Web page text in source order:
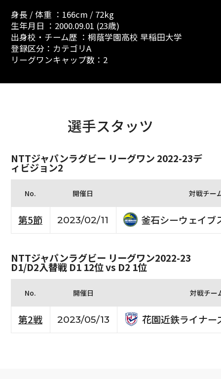
身長 / 体重 ：166cm / 72kg
生年月日 ：2000.09.01 (23歳)
出身校・チーム歴 ：桐蔭学園高校 早稲田大学
登録区分：カテゴリA
リーグワンキャップ数：2
選手スタッツ
NTTジャパンラグビー リーグワン 2022-23デ
ィビジョン2
No. 開催日 対戦チー
第5節 2023/02/11 釜石シーウェイブ
NTTジャパンラグビー リーグワン2022-23
D1/D2入替戦 D1 12位 vs D2 1位
No. 開催日 対戦チー
第2戦 2023/05/13 花園近鉄ライナー